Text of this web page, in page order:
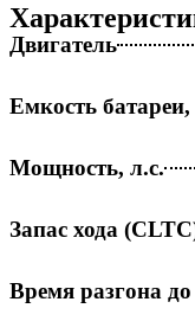
Двигатель
Емкость
Мощность, л.с.
Запас хода
Время разгона